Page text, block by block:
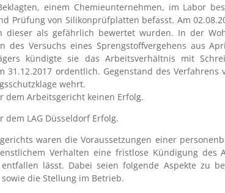
einem Chemieunternehmen, im Labor
Prüfung von Silikonprüfplatten befasst. Am
dieser als gefährlich bewertet wurden. In der
des Versuchs eines Sprengstoffvergehens aus
kündigte sie das Arbeitsverhältnis mit
31.12.2017 ordentlich. Gegenstand des
wehrt.
dem Arbeitsgericht keinen Erfolg.
LAG Düsseldorf Erfolg.
waren die Voraussetzungen einer
Verhalten eine fristlose Kündigung
lässt. Dabei seien folgende Aspekte zu
die Stellung im Betrieb.